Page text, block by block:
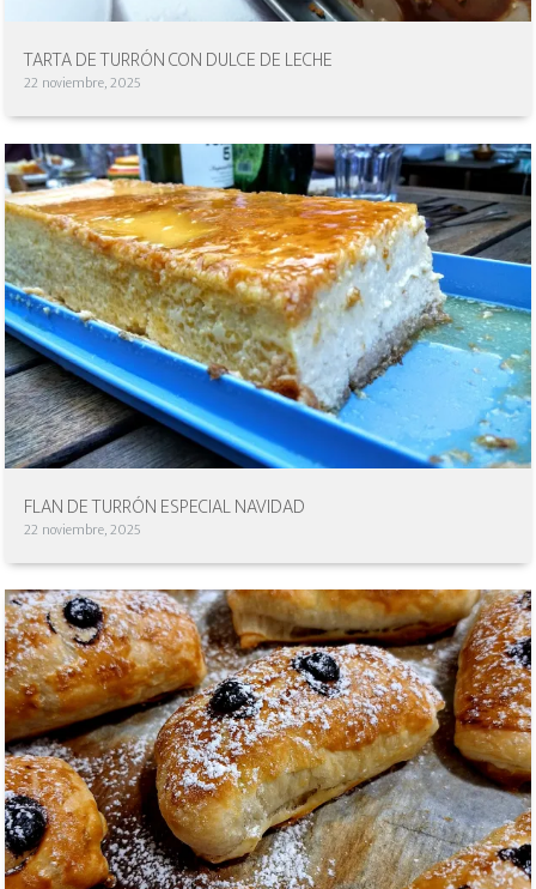
TARTA DE TURRÓN CON DULCE DE LECHE
22 noviembre, 2025
FLAN DE TURRÓN ESPECIAL NAVIDAD
22 noviembre, 2025